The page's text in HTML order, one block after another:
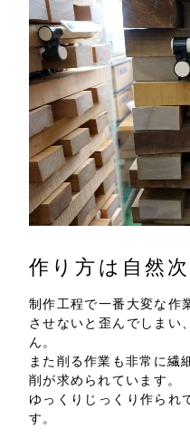
作り方は自然次
制作工程で一番大変な作
させないと歪んでしまい
ん。
また削る作業も非常に繊
削が求められています。
ゆっくりじっくり作られ
す。